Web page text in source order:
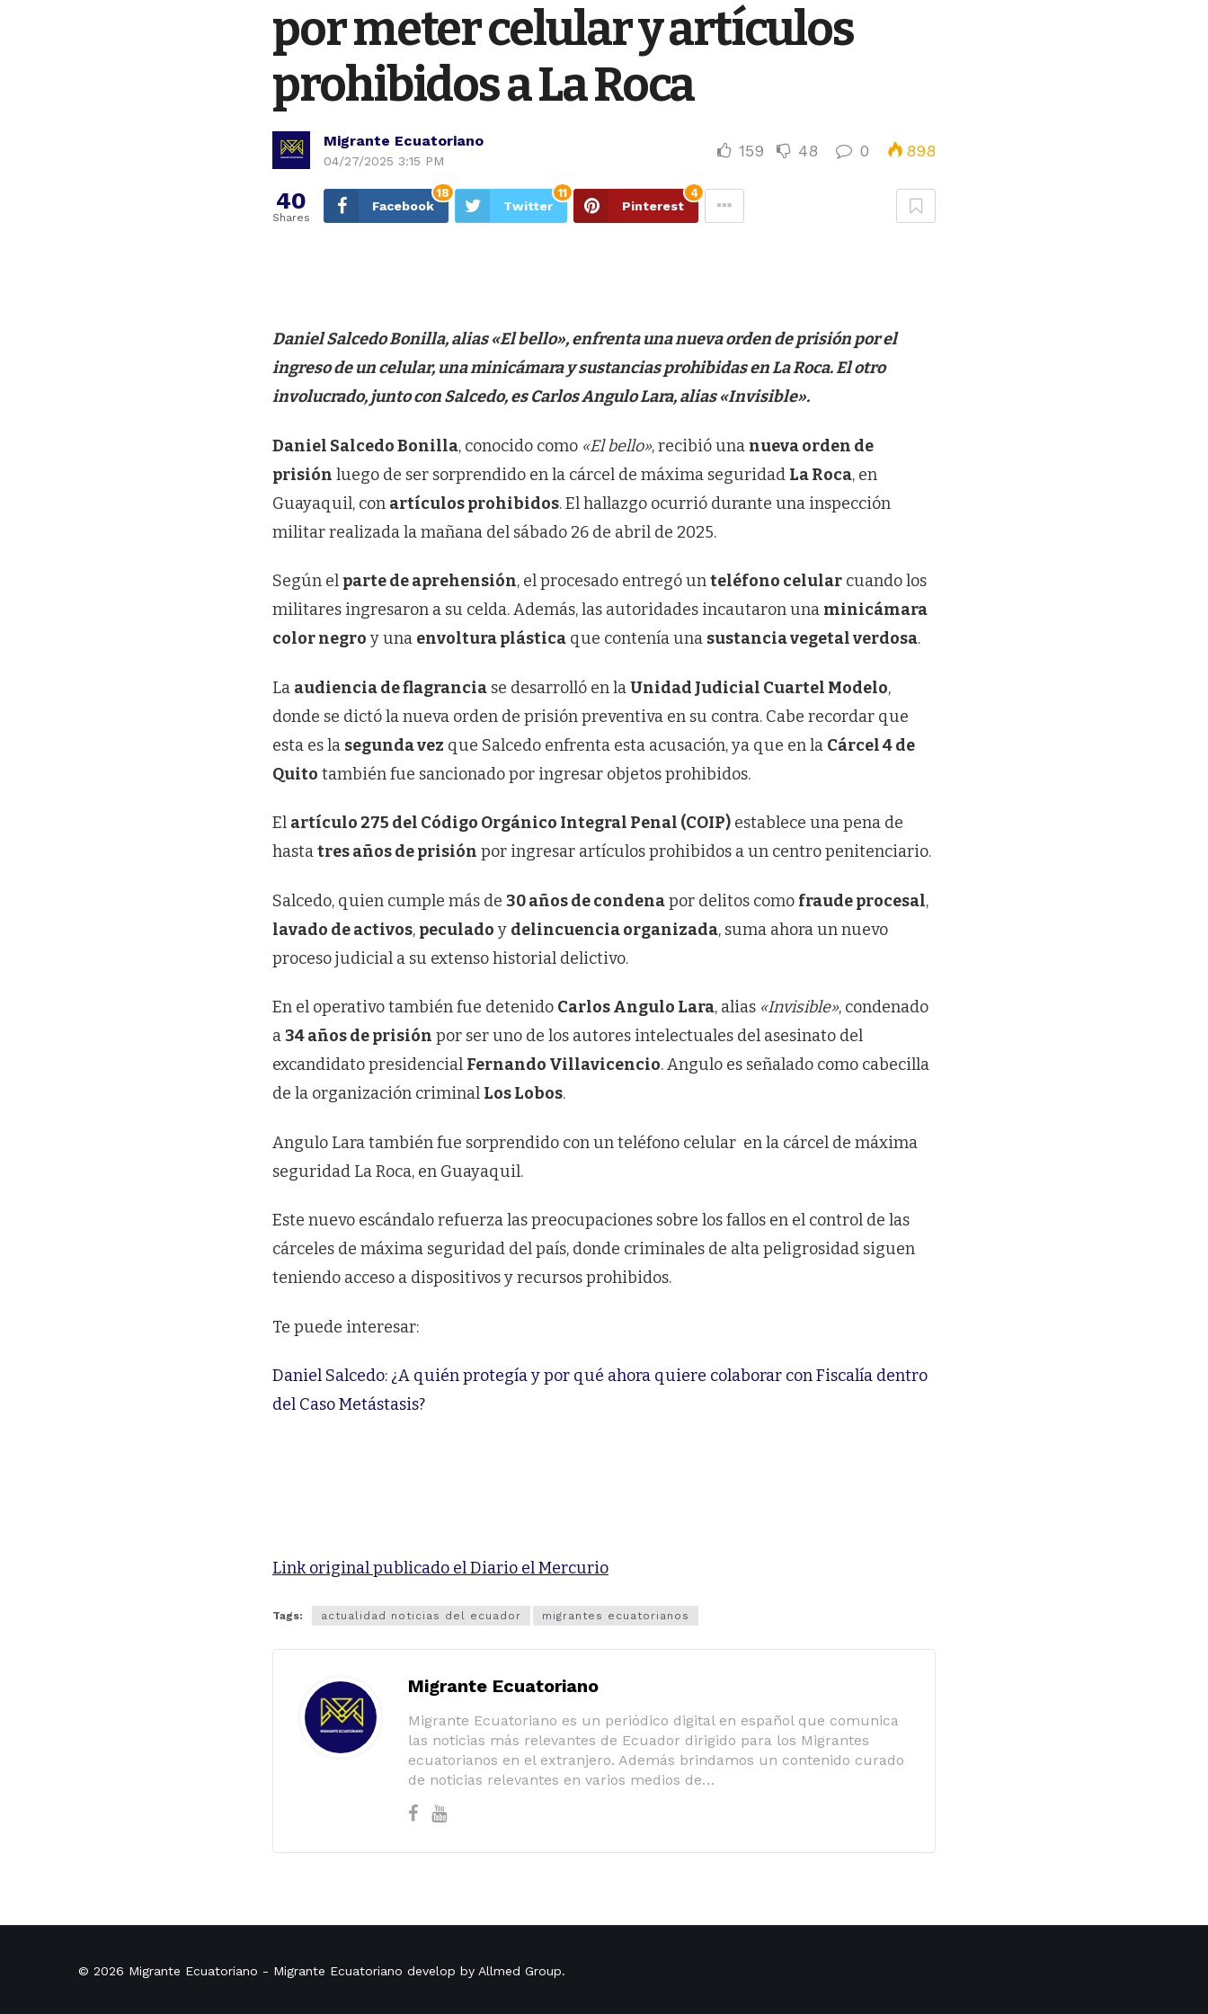
por meter celular y artículos
prohibidos a La Roca
Migrante Ecuatoriano
04/27/2025 3:15 PM
159 48 0 898
40
Shares
Facebook
18
Twitter
11
Pinterest
4
Daniel Salcedo Bonilla, alias «El bello», enfrenta una nueva orden de prisión por el
ingreso de un celular, una minicámara y sustancias prohibidas en La Roca. El otro
involucrado, junto con Salcedo, es Carlos Angulo Lara, alias «Invisible».
Daniel Salcedo Bonilla, conocido como «El bello», recibió una nueva orden de
prisión luego de ser sorprendido en la cárcel de máxima seguridad La Roca, en
Guayaquil, con artículos prohibidos. El hallazgo ocurrió durante una inspección
militar realizada la mañana del sábado 26 de abril de 2025.
Según el parte de aprehensión, el procesado entregó unteléfono celular cuando los
militares ingresaron a su celda. Además, las autoridades incautaron una minicámara
color negro y una envoltura plástica que contenía una sustancia vegetal verdosa.
La audiencia de flagrancia se desarrolló en laUnidad Judicial Cuartel Modelo,
donde se dictó la nueva orden de prisión preventiva en su contra. Cabe recordar que
esta es la segunda vez que Salcedo enfrenta esta acusación, ya que en la Cárcel 4 de
Quito también fue sancionado por ingresar objetos prohibidos.
El artículo 275 del Código Orgánico Integral Penal (COIP) establece una pena de
hastatres años de prisión por ingresar artículos prohibidos a un centro penitenciario.
Salcedo, quien cumple más de 30 años de condenapor delitos como fraude procesal,
lavado de activos, peculado y delincuencia organizada, suma ahora un nuevo
proceso judicial a su extenso historial delictivo.
En el operativo también fue detenido Carlos Angulo Lara, alias «Invisible», condenado
a34 años de prisión por ser uno de los autores intelectuales del asesinato del
excandidato presidencial Fernando Villavicencio. Angulo es señalado como cabecilla
de la organización criminal Los Lobos.
Angulo Lara también fue sorprendido con un teléfono celular en la cárcel de máxima
seguridad La Roca, en Guayaquil.
Este nuevo escándalo refuerza las preocupaciones sobre los fallos en el control de las
cárceles de máxima seguridad del país, donde criminales de alta peligrosidad siguen
teniendo acceso a dispositivos y recursos prohibidos.
Te puede interesar:
Daniel Salcedo: ¿A quién protegía y por qué ahora quiere colaborar con Fiscalía dentro
del Caso Metástasis?
Link original publicado el Diario el Mercurio
Tags: actualidad noticias del ecuador migrantes ecuatorianos
Migrante Ecuatoriano
Migrante Ecuatoriano es un periódico digital en español que comunica
las noticias más relevantes de Ecuador dirigido para los Migrantes
ecuatorianos en el extranjero. Además brindamos un contenido curado
de noticias relevantes en varios medios de…
© 2026 Migrante Ecuatoriano - Migrante Ecuatoriano develop by Allmed Group.